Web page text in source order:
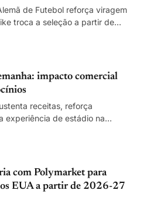
de Futebol reforça viragem
troca a seleção a partir de
das principais provas
impacto comercial
receitas, reforça
experiência de estádio na
com Polymarket para
EUA a partir de 2026-27